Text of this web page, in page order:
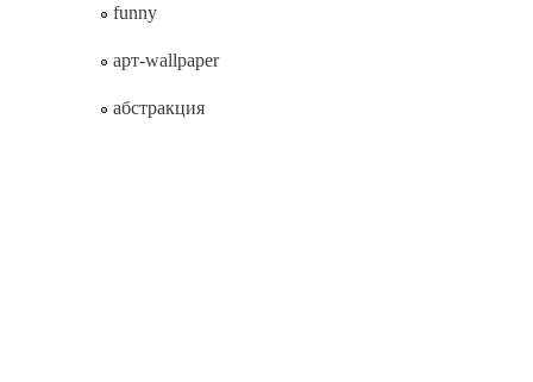
funny
арт-wallpaper
абстракция